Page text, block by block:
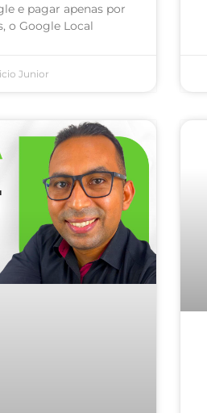
e pagar apenas por
o Google Local
Junior